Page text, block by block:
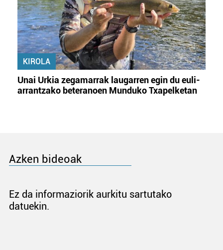
KIROLA
Unai Urkia zegamarrak laugarren egin du euli-
arrantzako beteranoen Munduko Txapelketan
Azken bideoak
Ez da informaziorik aurkitu sartutako
datuekin.